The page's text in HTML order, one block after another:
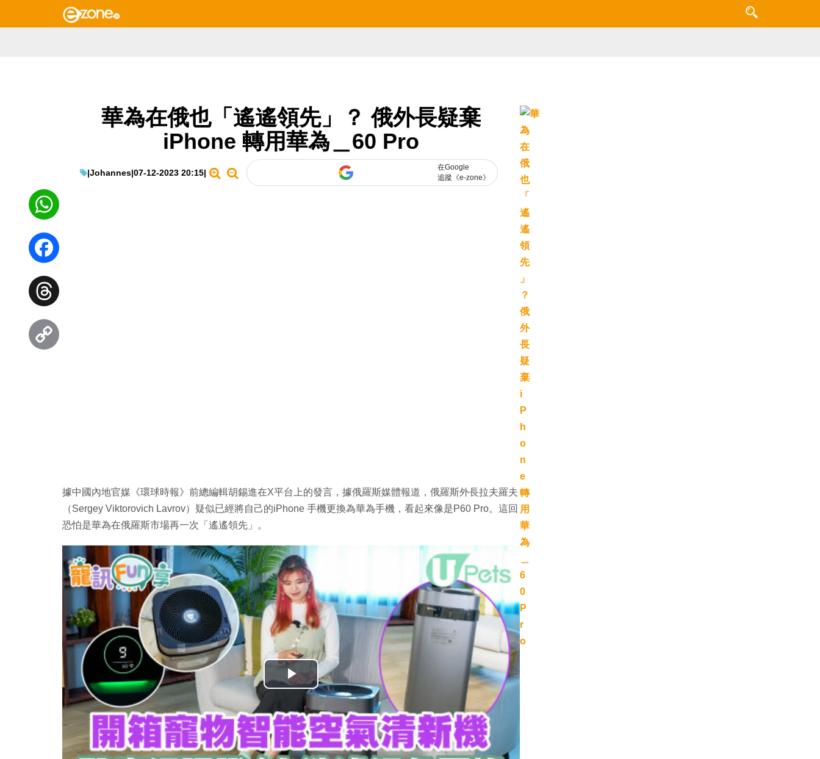
華為在俄也「遙遙領先」？ 俄外長疑棄
iPhone 轉用華為＿60 Pro
|Johannes|07-12-2023 20:15|
在Google
追蹤《e-zone》
據中國內地官媒《環球時報》前總編輯胡錫進在X平台上的發言，據俄羅斯媒體報道，俄羅斯外長拉夫羅夫
（Sergey Viktorovich Lavrov）疑似已經將自己的iPhone 手機更換為華為手機，看起來像是P60 Pro。這回
恐怕是華為在俄羅斯市場再一次「遙遙領先」。
播
放
影
WhatsApp
Facebook
Threads